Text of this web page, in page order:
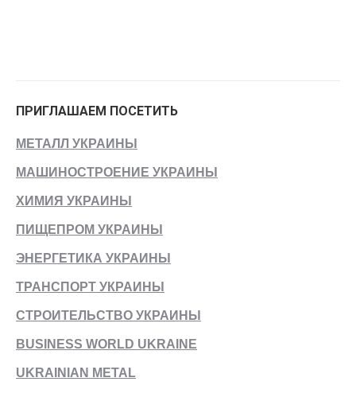
ПРИГЛАШАЕМ ПОСЕТИТЬ
МЕТАЛЛ УКРАИНЫ
МАШИНОСТРОЕНИЕ УКРАИНЫ
ХИМИЯ УКРАИНЫ
ПИЩЕПРОМ УКРАИНЫ
ЭНЕРГЕТИКА УКРАИНЫ
ТРАНСПОРТ УКРАИНЫ
СТРОИТЕЛЬСТВО УКРАИНЫ
BUSINESS WORLD UKRAINE
UKRAINIAN METAL